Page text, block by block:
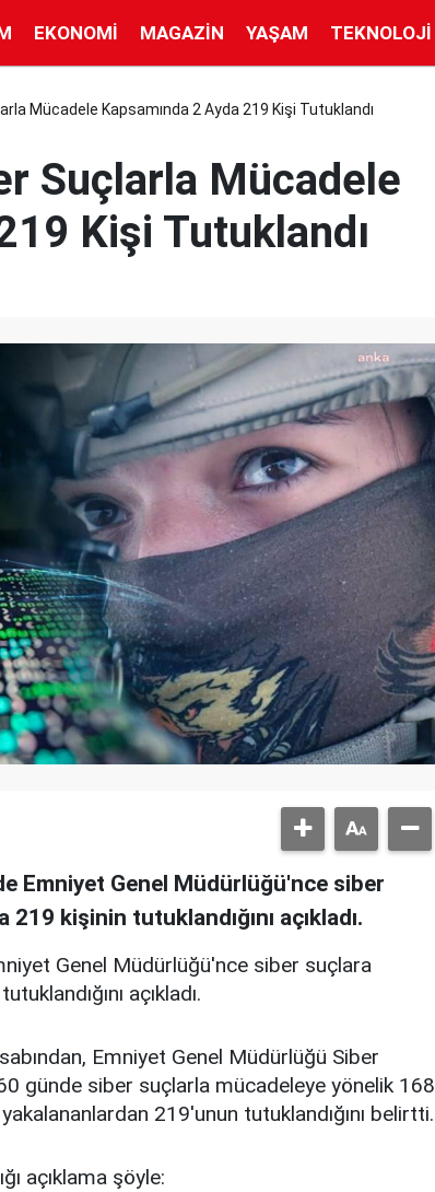
EKONOMI MAGAZIN YAŞAM TEKNOLOJI
Mücadele Kapsamında 2 Ayda 219 Kişi Tutuklandı
Suçlarla Mücadele
Kişi Tutuklandı
Emniyet Genel Müdürlüğü'nce siber
kişinin tutuklandığını açıkladı.
Genel Müdürlüğü'nce siber suçlara
açıkladı.
Emniyet Genel Müdürlüğü Siber
günde siber suçlarla mücadeleye yönelik 168
219'unun tutuklandığını belirtti.
açıklama şöyle: